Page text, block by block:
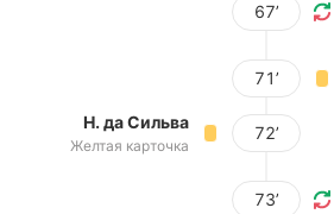
67’
71’
Н. да Сильва
Желтая карточка
72’
73’